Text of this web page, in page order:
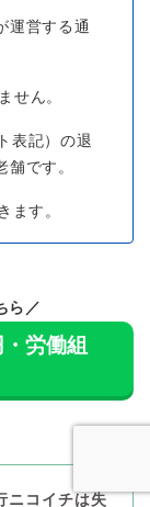
運営する通
せん。
表記）の退
です。
ます。
ら／
労働組
ニコイチは失